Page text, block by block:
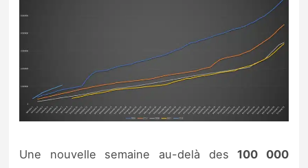
Une nouvelle semaine au-delà des100 000